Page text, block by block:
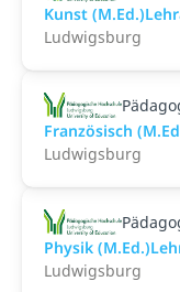
Kunst
Ludwigsburg
Französisch
Ludwigsburg
Physik
Ludwigsburg